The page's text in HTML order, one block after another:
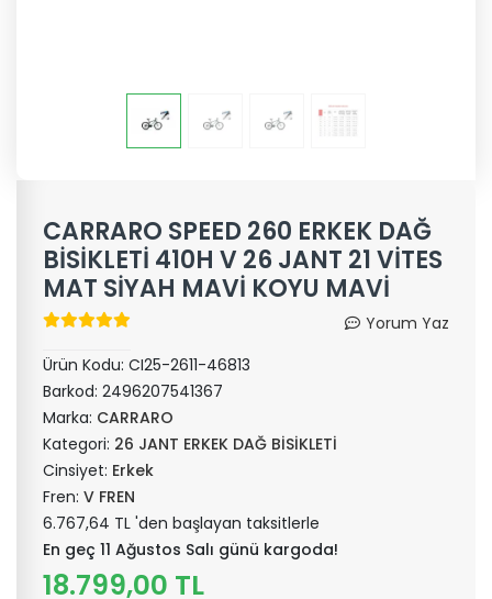
CARRARO SPEED 260 ERKEK DAĞ
BİSİKLETİ 410H V 26 JANT 21 VİTES
MAT SİYAH MAVİ KOYU MAVİ
Yorum Yaz
Ürün Kodu: CI25-2611-46813
Barkod: 2496207541367
Marka: CARRARO
Kategori: 26 JANT ERKEK DAĞ BİSİKLETİ
Cinsiyet: Erkek
Fren: V FREN
6.767,64 TL 'den başlayan taksitlerle
En geç 11 Ağustos Salı günü kargoda!
18.799,00 TL